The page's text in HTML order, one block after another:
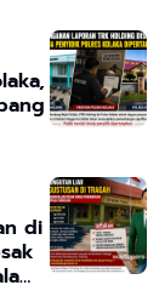
di